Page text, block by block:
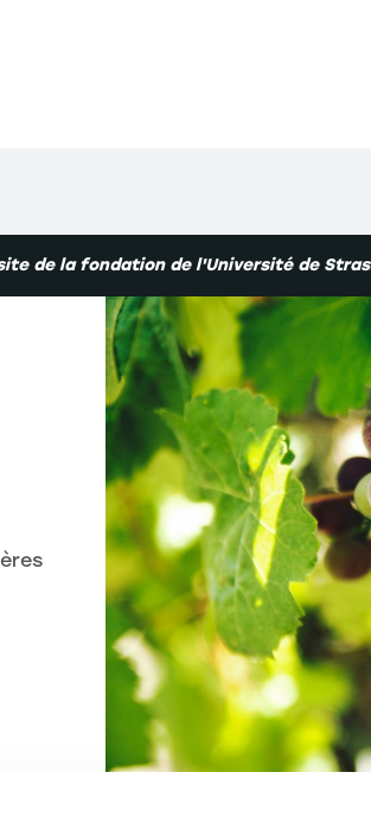
de la fondation de l'Université de